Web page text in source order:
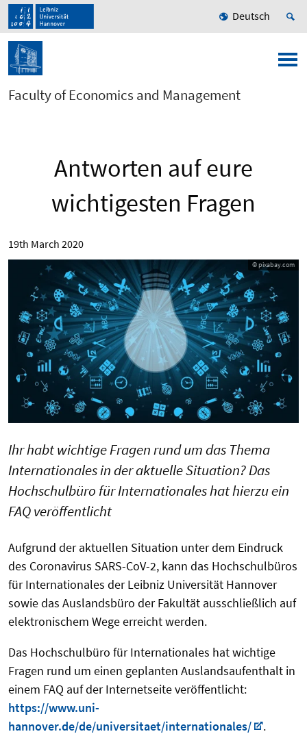
Deutsch
Faculty of Economics and Management
Antworten auf eure
wichtigesten Fragen
19th March 2020
© pixabay.com
Ihr habt wichtige Fragen rund um das Thema
Internationales in der aktuelle Situation? Das
Hochschulbüro für Internationales hat hierzu ein
FAQ veröffentlicht
Aufgrund der aktuellen Situation unter dem Eindruck
des Coronavirus SARS-CoV-2, kann das Hochschulbüros
für Internationales der Leibniz Universität Hannover
sowie das Auslandsbüro der Fakultät ausschließlich auf
elektronischem Wege erreicht werden.
Das Hochschulbüro für Internationales hat wichtige
Fragen rund um einen geplanten Auslandsaufenthalt in
einem FAQ auf der Internetseite veröffentlicht:
https://www.uni-
hannover.de/de/universitaet/internationales/
.